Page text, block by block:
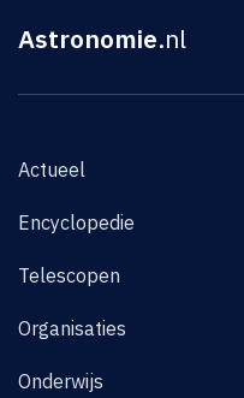
Astronomie.nl
Actueel
Encyclopedie
Telescopen
Organisaties
Onderwijs